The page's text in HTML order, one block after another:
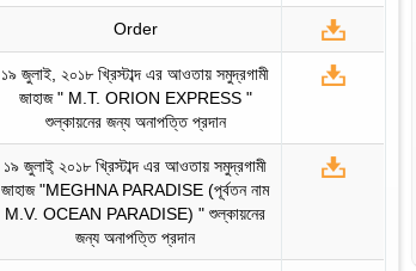
Order
১৯ জুলাই, ২০১৮ খ্রিস্টাব্দ এর আওতায় সমুদ্রগামী
জাহাজ " M.T. ORION EXPRESS "
শুল্কায়নের জন্য অনাপত্তি প্রদান
১৯ জুলাই্‌ ২০১৮ খ্রিস্টাব্দ এর আওতায় সমুদ্রগামী
জাহাজ "MEGHNA PARADISE (পূর্বতন নাম
M.V. OCEAN PARADISE) " শুল্কায়নের
জন্য অনাপত্তি প্রদান